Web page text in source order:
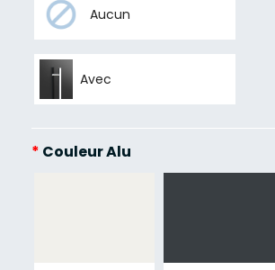
Aucun
Avec
* Couleur Alu